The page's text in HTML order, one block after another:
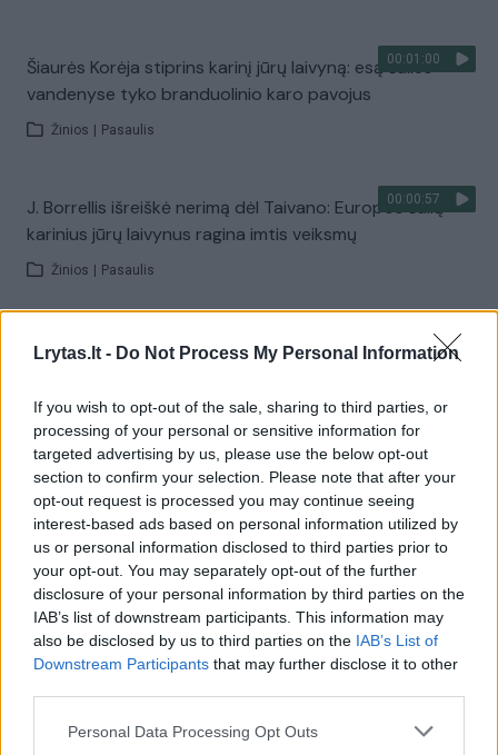
Lrytas.lt - Do Not Process My Personal Information
If you wish to opt-out of the sale, sharing to third parties, or
processing of your personal or sensitive information for
targeted advertising by us, please use the below opt-out
section to confirm your selection. Please note that after your
opt-out request is processed you may continue seeing
interest-based ads based on personal information utilized by
us or personal information disclosed to third parties prior to
your opt-out. You may separately opt-out of the further
disclosure of your personal information by third parties on the
IAB’s list of downstream participants. This information may
also be disclosed by us to third parties on the IAB’s List of
Downstream Participants that may further disclose it to other
Personal Data Processing Opt Outs
00:01:00
Šiaurės Korėja stiprins karinį jūrų laivyną: esą šalies
vandenyse tyko branduolinio karo pavojus
Žinios Pasaulis
00:00:57
J. Borrellis išreiškė nerimą dėl Taivano: Europos šalių
karinius jūrų laivynus ragina imtis veiksmų
Žinios Pasaulis
00:03:27
Pirmą kartą istorijoje Lietuvoje bus statomas karinis
Žinios | Lietuvos diena
00:00:52
Budrumo neišlaikymas darbo metu brangiai kainuos:
Norvegijos kapitonas teisiamas dėl laivų susidūrimo
Žinios | Pasaulis
00:00:53
Tragedija Tailande: nuskendus karinio laivyno laivui
dingo 31 jūreivis